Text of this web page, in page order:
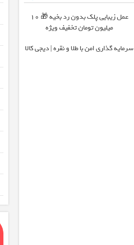
عمل زیبایی پلک بدون رد بخیه 🎁 ۱۰
میلیون تومان تخفیف ویژه
سرمایه گذاری امن با طلا و نقره | دیجی کالا